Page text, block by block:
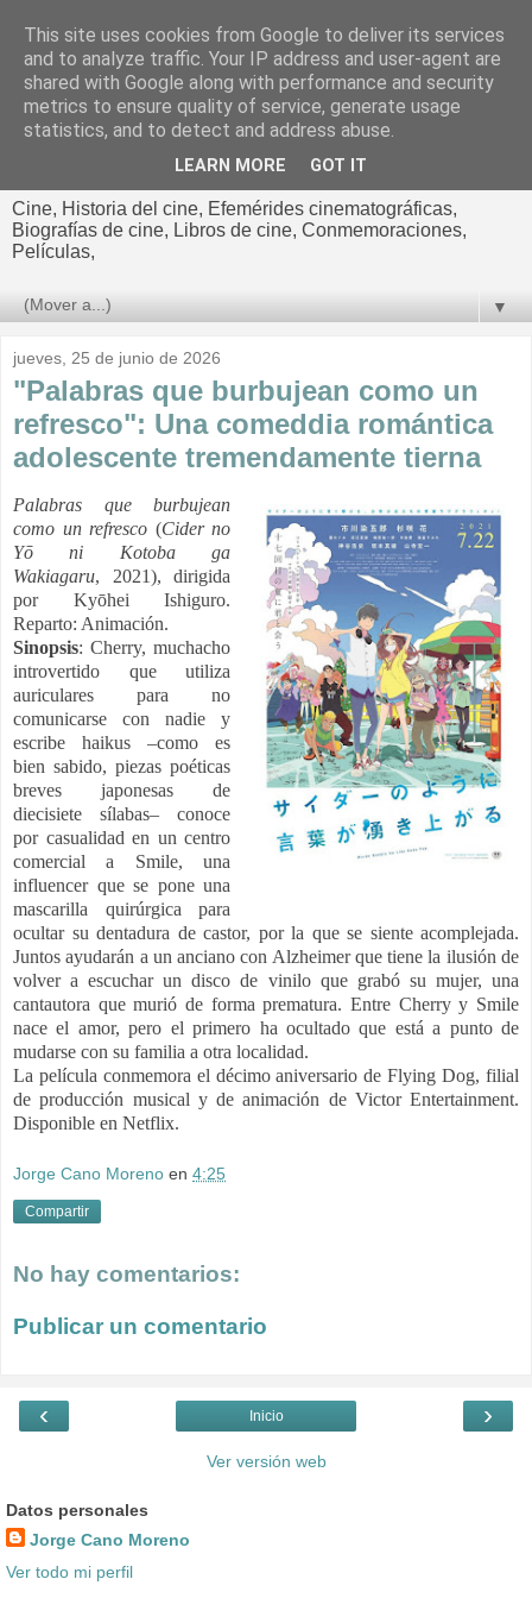
El cultural
cinematográfico de Jorge
Cine, Historia del cine, Efemérides cinematográficas,
Biografías de cine, Libros de cine, Conmemoraciones,
Películas,
▼
jueves, 25 de junio de 2026
"Palabras que burbujean como un
refresco": Una comeddia romántica
adolescente tremendamente tierna
Palabras que burbujean
como un refresco (Cider no
Yō ni Kotoba ga
Wakiagaru, 2021), dirigida
por Kyōhei Ishiguro.
Reparto: Animación.
Sinopsis: Cherry, muchacho
introvertido que utiliza
auriculares para no
comunicarse con nadie y
escribe haikus –como es
bien sabido, piezas poéticas
breves japonesas de
diecisiete sílabas– conoce
por casualidad en un centro
comercial a Smile, una
influencer que se pone una
mascarilla quirúrgica para
ocultar su dentadura de castor, por la que se siente acomplejada.
Juntos ayudarán a un anciano con Alzheimer que tiene la ilusión de
volver a escuchar un disco de vinilo que grabó su mujer, una
cantautora que murió de forma prematura. Entre Cherry y Smile
nace el amor, pero el primero ha ocultado que está a punto de
mudarse con su familia a otra localidad.
La película conmemora el décimo aniversario de Flying Dog, filial
de producción musical y de animación de Victor Entertainment.
Disponible en Netflix.
Jorge Cano Moreno en 4:25
Compartir
No hay comentarios:
Publicar un comentario
‹ ›
Inicio
Ver versión web
Datos personales
Jorge Cano Moreno
Ver todo mi perfil
This site uses cookies from Google to deliver its services
and to analyze traffic. Your IP address and user-agent are
shared with Google along with performance and security
metrics to ensure quality of service, generate usage
statistics, and to detect and address abuse.
LEARN MORE GOT IT